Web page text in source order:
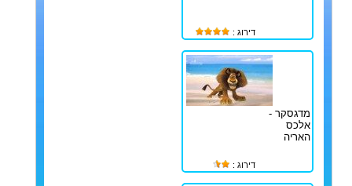
דירוג :
מדגסקר -
אלכס
האריה
דירוג :